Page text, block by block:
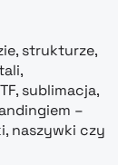
strukturze,
sublimacja,
–
naszywki czy